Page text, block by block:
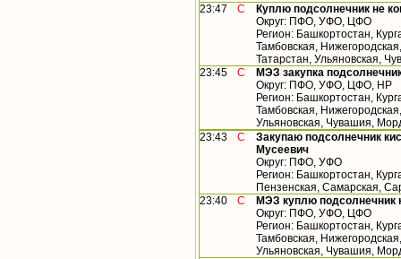
23:47 С
Куплю подсолнечник не
Округ: ПФО, УФО, ЦФО
Регион: Башкортостан,
Тамбовская,
Татарстан, Ульяновская,
23:45
С
МЭЗ закупка
Округ: ПФО, УФО, ЦФО, НР
Регион: Башкортостан,
Тамбовская,
Ульяновская, Чувашия,
23:43
С
Закупаю подсолнечник
Мусеевич
Округ: ПФО, УФО
Регион: Башкортостан,
Пензенская, Самарская,
23:40
С
МЭЗ куплю подсолнечник
Округ: ПФО, УФО, ЦФО
Регион: Башкортостан,
Тамбовская,
Ульяновская, Чувашия,